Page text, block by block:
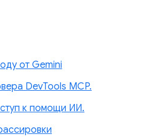
от Gemini
DevTools MCP.
к помощи ИИ.